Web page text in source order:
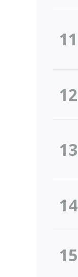
11
12
13
14
15